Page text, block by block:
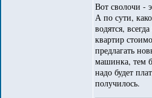
Вот сволочи -
А по сути,
водятся,
квартир
предлагать
машинка, тем
надо будет
получилось.